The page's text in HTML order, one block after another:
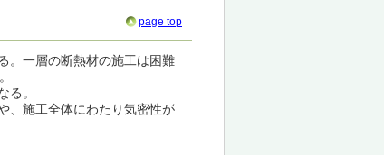
page top
。一層の断熱材の施工は困難
る。
、施工全体にわたり気密性が